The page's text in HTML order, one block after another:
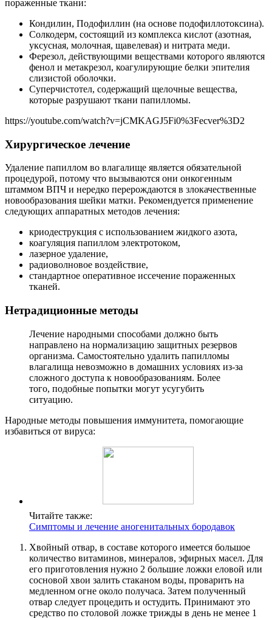
пораженные ткани:
Кондилин, Подофиллин (на основе подофиллотоксина).
Солкодерм, состоящий из комплекса кислот (азотная,
уксусная, молочная, щавелевая) и нитрата меди.
Ферезол, действующими веществами которого являются
фенол и метакрезол, коагулирующие белки эпителия
слизистой оболочки.
Суперчистотел, содержащий щелочные вещества,
которые разрушают ткани папилломы.
https://youtube.com/watch?v=jCMKAGJ5Fi0%3Fecver%3D2
Хирургическое лечение
Удаление папиллом во влагалище является обязательной
процедурой, потому что вызываются они онкогенным
штаммом ВПЧ и нередко перерождаются в злокачественные
новообразования шейки матки. Рекомендуется применение
следующих аппаратных методов лечения:
криодеструкция с использованием жидкого азота,
коагуляция папиллом электротоком,
лазерное удаление,
радиоволновое воздействие,
стандартное оперативное иссечение пораженных
тканей.
Нетрадиционные методы
Лечение народными способами должно быть
направлено на нормализацию защитных резервов
организма. Самостоятельно удалить папилломы
влагалища невозможно в домашних условиях из-за
сложного доступа к новообразованиям. Более
того, подобные попытки могут усугубить
ситуацию.
Народные методы повышения иммунитета, помогающие
избавиться от вируса:
Читайте также:
Симптомы и лечение аногенитальных бородавок
Хвойный отвар, в составе которого имеется большое
количество витаминов, минералов, эфирных масел. Для
его приготовления нужно 2 большие ложки еловой или
сосновой хвои залить стаканом воды, проварить на
медленном огне около получаса. Затем полученный
отвар следует процедить и остудить. Принимают это
средство по столовой ложке трижды в день не менее 1